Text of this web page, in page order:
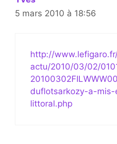
5 mars 2010 à 18:56
http://
actu/2010/03/02/
duflotsarkozy-a-
littoral.php